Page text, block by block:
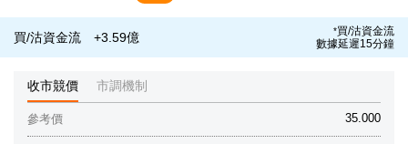
買/沽資金流 +3.59億 *買/沽資金流
數據延遲15分鐘
收市競價 市調機制
35.000
參考價